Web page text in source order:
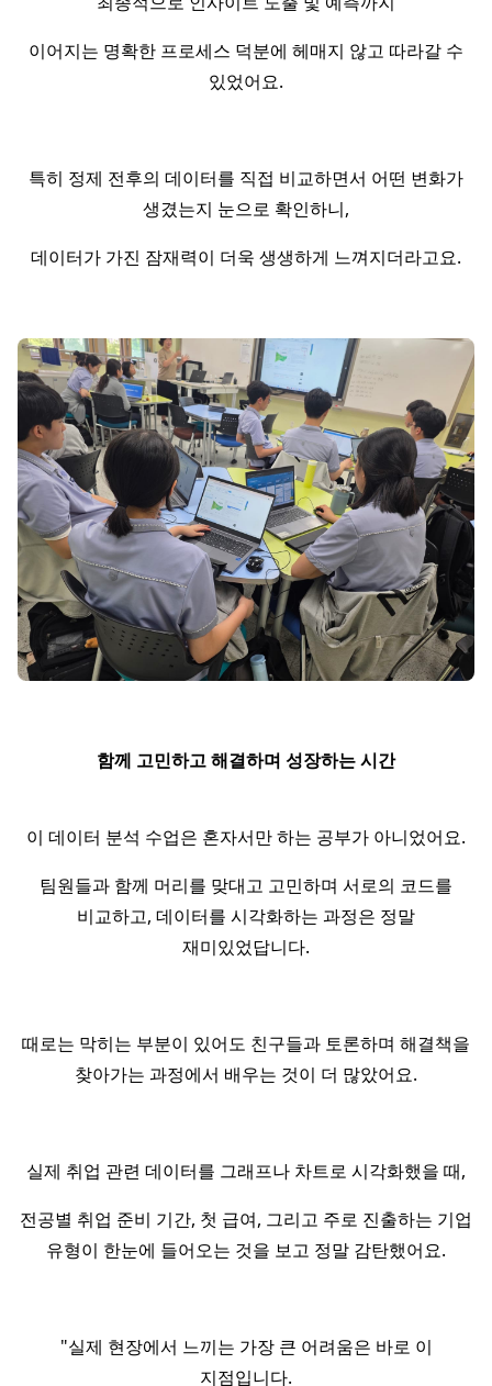
이어지는 명확한 프로세스 덕분에 헤매지 않고 따라갈 수
있었어요.
특히 정제 전후의 데이터를 직접 비교하면서 어떤 변화가
생겼는지 눈으로 확인하니,
데이터가 가진 잠재력이 더욱 생생하게 느껴지더라고요.
함께 고민하고 해결하며 성장하는 시간
이 데이터 분석 수업은 혼자서만 하는 공부가 아니었어요.
팀원들과 함께 머리를 맞대고 고민하며 서로의 코드를
비교하고, 데이터를 시각화하는 과정은 정말
재미있었답니다.
때로는 막히는 부분이 있어도 친구들과 토론하며 해결책을
찾아가는 과정에서 배우는 것이 더 많았어요.
실제 취업 관련 데이터를 그래프나 차트로 시각화했을 때,
전공별 취업 준비 기간, 첫 급여, 그리고 주로 진출하는 기업
유형이 한눈에 들어오는 것을 보고 정말 감탄했어요.
"실제 현장에서 느끼는 가장 큰 어려움은 바로 이
지점입니다.